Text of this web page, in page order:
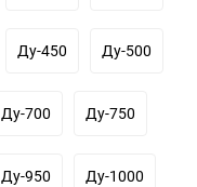
Ду-450 Ду-500
Ду-700 Ду-750
Ду-950 Ду-1000